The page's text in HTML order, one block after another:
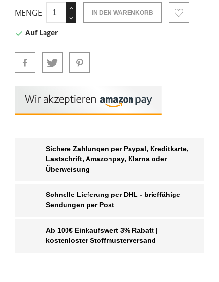
MENGE IN DEN WARENKORB
 Auf Lager
Sichere Zahlungen per Paypal, Kreditkarte,
Lastschrift, Amazonpay, Klarna oder
Überweisung
Schnelle Lieferung per DHL - brieffähige
Sendungen per Post
Ab 100€ Einkaufswert 3% Rabatt |
kostenloster Stoffmusterversand